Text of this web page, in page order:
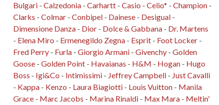
Bulgari - Calzedonia - Carhartt - Casio - Celio* - Champion -
Clarks - Colmar - Conbipel - Dainese - Desigual -
Dimensione Danza - Dior - Dolce & Gabbana - Dr. Martens
- Elena Miro - Ermenegildo Zegna - Esprit - Foot Locker -
Fred Perry - Furla - Giorgio Armani - Givenchy - Golden
Goose - Golden Point - Havaianas - H&M - Hogan - Hugo
Boss - Igi&Co - Intimissimi - Jeffrey Campbell - Just Cavalli
- Kappa - Kenzo - Laura Biagiotti - Louis Vuitton - Manila
Grace - Marc Jacobs - Marina Rinaldi - Max Mara - Meltin'